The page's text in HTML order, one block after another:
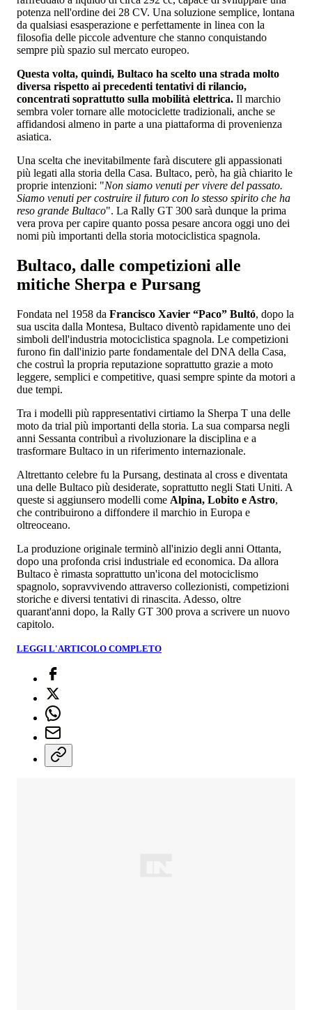
potenza nell'ordine dei 28 CV. Una soluzione semplice, lontana
da qualsiasi esasperazione e perfettamente in linea con la
filosofia delle piccole adventure che stanno conquistando
sempre più spazio sul mercato europeo.
Questa volta, quindi, Bultaco ha scelto una strada molto
diversa rispetto ai precedenti tentativi di rilancio,
concentrati soprattutto sulla mobilità elettrica. Il marchio
sembra voler tornare alle motociclette tradizionali, anche se
affidandosi almeno in parte a una piattaforma di provenienza
asiatica.
Una scelta che inevitabilmente farà discutere gli appassionati
più legati alla storia della Casa. Bultaco, però, ha già chiarito le
proprie intenzioni: "Non siamo venuti per vivere del passato.
Siamo venuti per costruire il futuro con lo stesso spirito che ha
reso grande Bultaco". La Rally GT 300 sarà dunque la prima
vera prova per capire quanto possa pesare ancora oggi uno dei
nomi più importanti della storia motociclistica spagnola.
Bultaco, dalle competizioni alle
mitiche Sherpa e Pursang
Fondata nel 1958 da Francisco Xavier “Paco” Bultó, dopo la
sua uscita dalla Montesa, Bultaco diventò rapidamente uno dei
simboli dell'industria motociclistica spagnola. Le competizioni
furono fin dall'inizio parte fondamentale del DNA della Casa,
che costruì la propria reputazione soprattutto grazie a moto
leggere, semplici e competitive, quasi sempre spinte da motori a
due tempi.
Tra i modelli più rappresentativi cirtiamo la Sherpa T una delle
moto da trial più importanti della storia. La sua comparsa negli
anni Sessanta contribuì a rivoluzionare la disciplina e a
trasformare Bultaco in un riferimento internazionale.
Altrettanto celebre fu la Pursang, destinata al cross e diventata
una delle Bultaco più desiderate, soprattutto negli Stati Uniti. A
queste si aggiunsero modelli come Alpina, Lobito e Astro,
che contribuirono a diffondere il marchio in Europa e
oltreoceano.
La produzione originale terminò all'inizio degli anni Ottanta,
dopo una profonda crisi industriale ed economica. Da allora
Bultaco è rimasta soprattutto un'icona del motociclismo
spagnolo, sopravvivendo attraverso collezionisti, competizioni
storiche e diversi tentativi di rinascita. Adesso, oltre
quarant'anni dopo, la Rally GT 300 prova a scrivere un nuovo
capitolo.
LEGGI L'ARTICOLO COMPLETO